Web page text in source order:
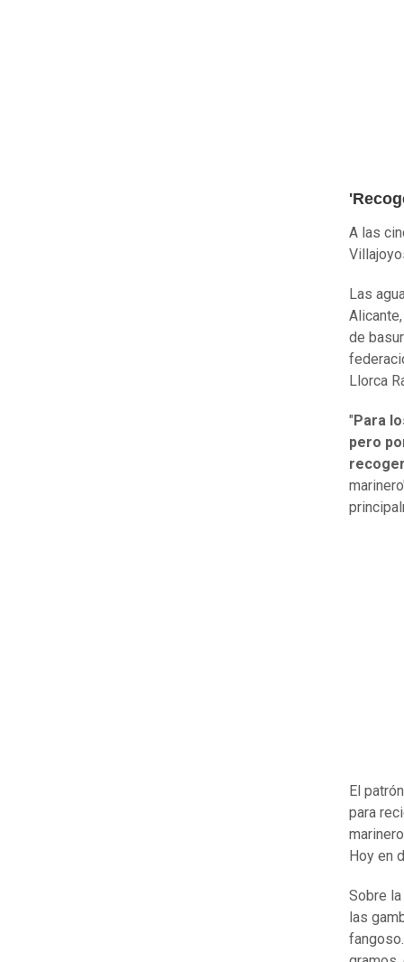
A las
Las
de
Llorca
" Para
pero
El
para
Hoy en
Sobre
las